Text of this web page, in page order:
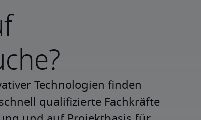
Technologien finden
qualifizierte Fachkräfte